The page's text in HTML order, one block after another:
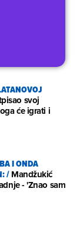
svoj
će igrati i
I ONDA
/Mandžukić
- 'Znao sam